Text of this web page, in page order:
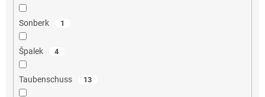
Sonberk 1
Špalek 4
Taubenschuss 13